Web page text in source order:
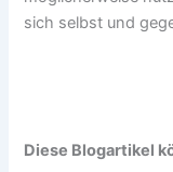
sich selbst und
Diese Blogartikel